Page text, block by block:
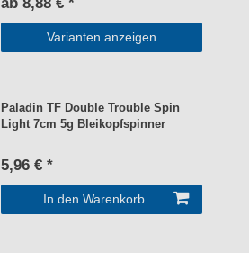
ab 8,88 € *
Varianten anzeigen
Paladin TF Double Trouble Spin
Light 7cm 5g Bleikopfspinner
5,96 € *
In den Warenkorb